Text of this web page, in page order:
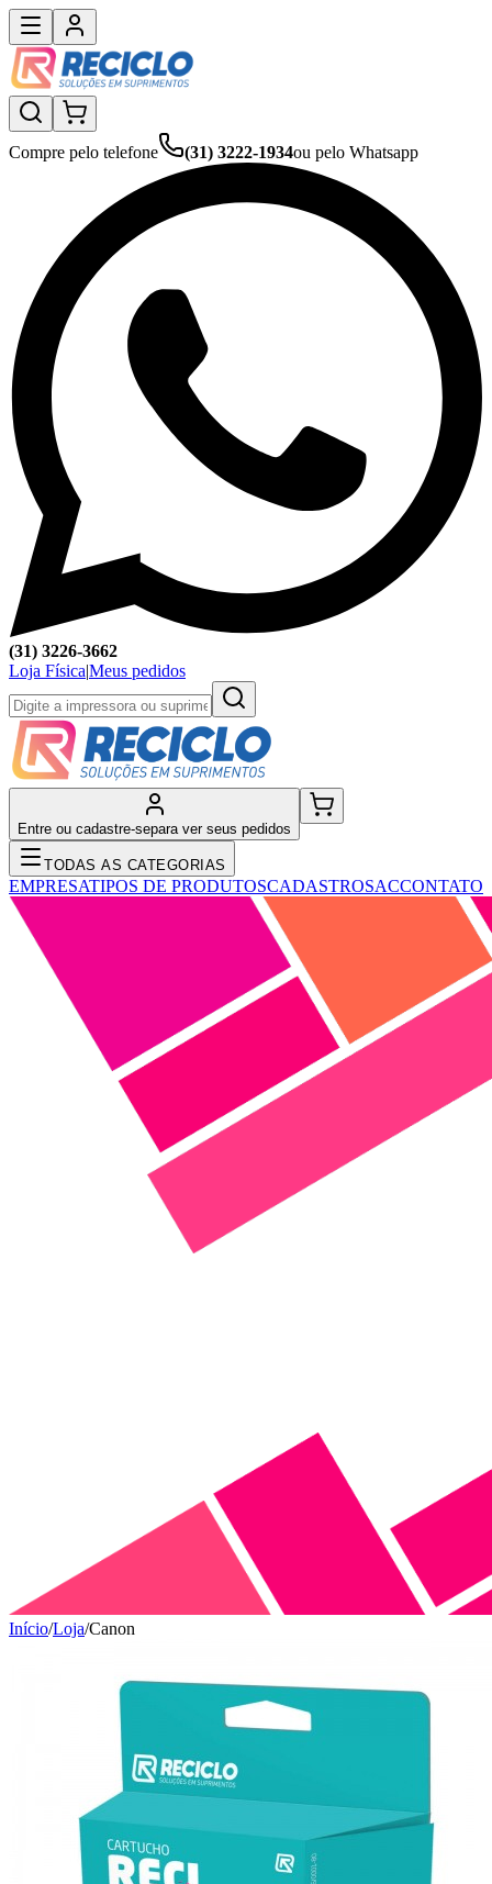
Compre pelo telefone (31) 3222-1934ou pelo Whatsapp
(31) 3226-3662
Loja Física|Meus pedidos
Entre ou cadastre-separa ver seus pedidos
TODAS AS CATEGORIAS
EMPRESATIPOS DE PRODUTOSCADASTROSACCONTATO
Início/Loja/Canon